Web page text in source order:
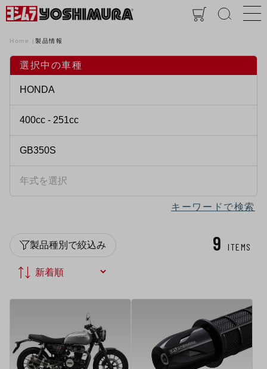
Home 製品情報
選択中の車種
キーワードで検索
9 ITEMS
製品種別で絞込み